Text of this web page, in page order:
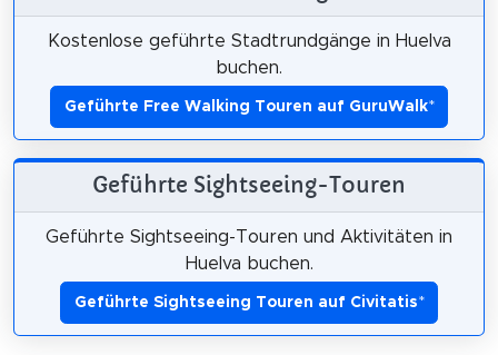
Kostenlose geführte Stadtrundgänge in Huelva
buchen.
Geführte Free Walking Touren auf GuruWalk*
Geführte Sightseeing-Touren
Geführte Sightseeing-Touren und Aktivitäten in
Huelva buchen.
Geführte Sightseeing Touren auf Civitatis*